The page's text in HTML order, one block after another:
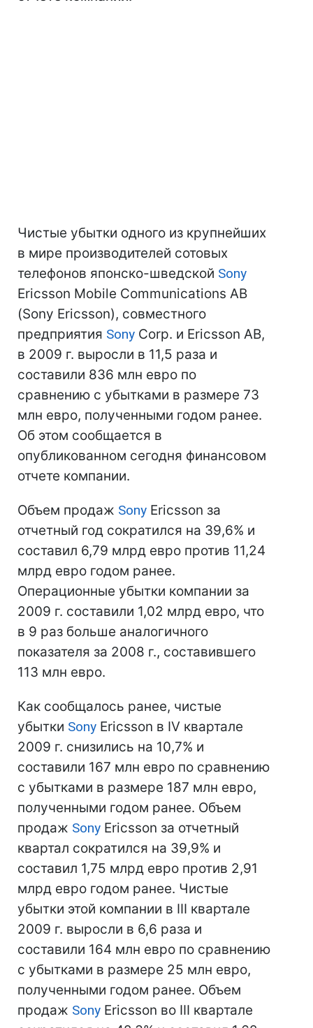
Чистые убытки одного из крупнейших
в мире производителей сотовых
телефонов японско-шведской Sony
Ericsson Mobile Communications AB
(Sony Ericsson), совместного
предприятия Sony Corp. и Ericsson AB,
в 2009 г. выросли в 11,5 раза и
составили 836 млн евро по
сравнению с убытками в размере 73
млн евро, полученными годом ранее.
Об этом сообщается в
опубликованном сегодня финансовом
отчете компании.
Объем продаж Sony Ericsson за
отчетный год сократился на 39,6% и
составил 6,79 млрд евро против 11,24
млрд евро годом ранее.
Операционные убытки компании за
2009 г. составили 1,02 млрд евро, что
в 9 раз больше аналогичного
показателя за 2008 г., составившего
113 млн евро.
Как сообщалось ранее, чистые
убытки Sony Ericsson в IV квартале
2009 г. снизились на 10,7% и
составили 167 млн евро по сравнению
с убытками в размере 187 млн евро,
полученными годом ранее. Объем
продаж Sony Ericsson за отчетный
квартал сократился на 39,9% и
составил 1,75 млрд евро против 2,91
млрд евро годом ранее. Чистые
убытки этой компании в III квартале
2009 г. выросли в 6,6 раза и
составили 164 млн евро по сравнению
с убытками в размере 25 млн евро,
полученными годом ранее. Объем
продаж Sony Ericsson во III квартале